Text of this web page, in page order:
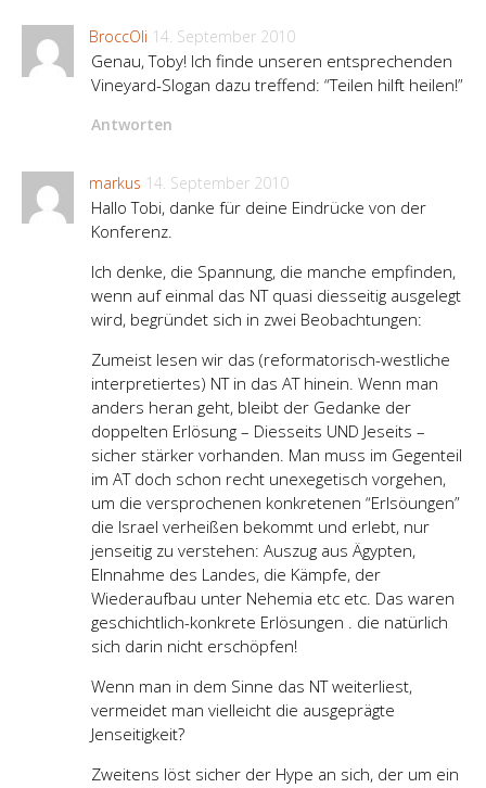
BroccOli 14. September 2010
Genau, Toby! Ich finde unseren entsprechenden
Vineyard-Slogan dazu treffend: “Teilen hilft heilen!”
Antworten
markus 14. September 2010
Hallo Tobi, danke für deine Eindrücke von der
Konferenz.
Ich denke, die Spannung, die manche empfinden,
wenn auf einmal das NT quasi diesseitig ausgelegt
wird, begründet sich in zwei Beobachtungen:
Zumeist lesen wir das (reformatorisch-westliche
interpretiertes) NT in das AT hinein. Wenn man
anders heran geht, bleibt der Gedanke der
doppelten Erlösung – Diesseits UND Jeseits –
sicher stärker vorhanden. Man muss im Gegenteil
im AT doch schon recht unexegetisch vorgehen,
um die versprochenen konkretenen “Erlsöungen”
die Israel verheißen bekommt und erlebt, nur
jenseitig zu verstehen: Auszug aus Ägypten,
EInnahme des Landes, die Kämpfe, der
Wiederaufbau unter Nehemia etc etc. Das waren
geschichtlich-konkrete Erlösungen . die natürlich
sich darin nicht erschöpfen!
Wenn man in dem Sinne das NT weiterliest,
vermeidet man vielleicht die ausgeprägte
Jenseitigkeit?
Zweitens löst sicher der Hype an sich, der um ein